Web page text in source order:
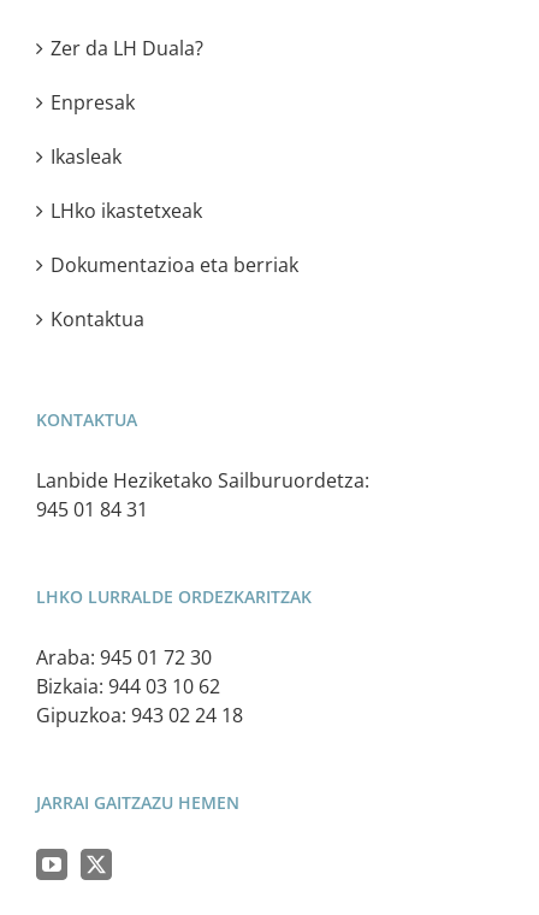
Zer da LH Duala?
Enpresak
Ikasleak
LHko ikastetxeak
Dokumentazioa eta berriak
Kontaktua
KONTAKTUA
Lanbide Heziketako Sailburuordetza:
945 01 84 31
LHKO LURRALDE ORDEZKARITZAK
Araba: 945 01 72 30
Bizkaia: 944 03 10 62
Gipuzkoa: 943 02 24 18
JARRAI GAITZAZU HEMEN